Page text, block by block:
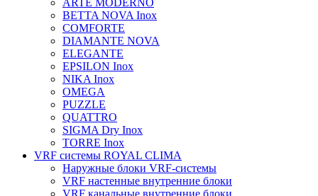
ARTE MODERNO
BETTA NOVA Inox
COMFORTE
DIAMANTE NOVA
ELEGANTE
EPSILON Inox
NIKA Inox
OMEGA
PUZZLE
QUATTRO
SIGMA Dry Inox
TORRE Inox
VRF системы ROYAL CLIMA
Наружные блоки VRF-системы
VRF настенные внутренние блоки
VRF канальные внутренние блоки